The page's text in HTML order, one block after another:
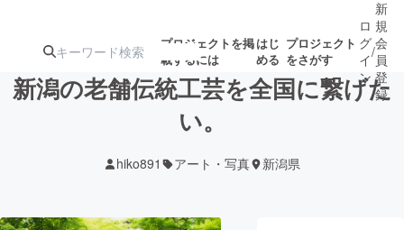
プロジェクトを掲
載するには
はじ
める
プロジェクト
をさがす
ターン
ジェクト
募集終了が近いプ
ロジェクト
ロ
グ
イ
ン
/
新
規
会
員
登
録
新潟の老舗伝統工芸を全国に繋げた
い。
hiko891 アート・写真 新潟県